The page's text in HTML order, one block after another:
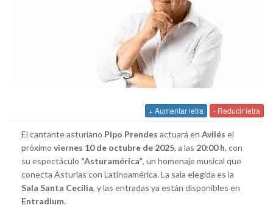
+ Aumentar letra - Reducir letra
El cantante asturiano Pipo Prendes actuará en Avilés el
próximo viernes 10 de octubre de 2025, a las 20:00 h, con
su espectáculo “Asturamérica”, un homenaje musical que
conecta Asturias con Latinoamérica. La sala elegida es la
Sala Santa Cecilia, y las entradas ya están disponibles en
Entradium.